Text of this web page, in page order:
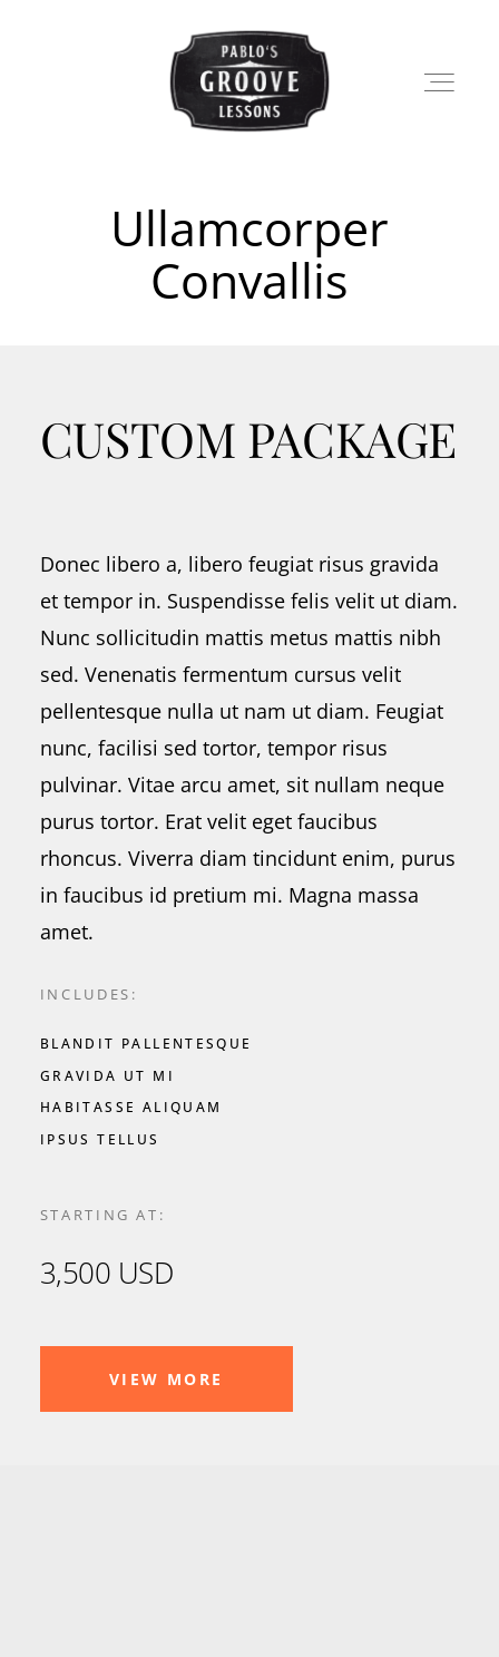
LESSONS
SHOP
BLOG
Ullamcorper
Convallis
CUSTOM PACKAGE
Donec libero a, libero feugiat risus gravida
et tempor in. Suspendisse felis velit ut diam.
Nunc sollicitudin mattis metus mattis nibh
sed. Venenatis fermentum cursus velit
pellentesque nulla ut nam ut diam. Feugiat
nunc, facilisi sed tortor, tempor risus
pulvinar. Vitae arcu amet, sit nullam neque
purus tortor. Erat velit eget faucibus
rhoncus. Viverra diam tincidunt enim, purus
in faucibus id pretium mi. Magna massa
amet.
INCLUDES:
BLANDIT PALLENTESQUE
GRAVIDA UT MI
HABITASSE ALIQUAM
IPSUS TELLUS
STARTING AT:
3,500 USD
VIEW MORE